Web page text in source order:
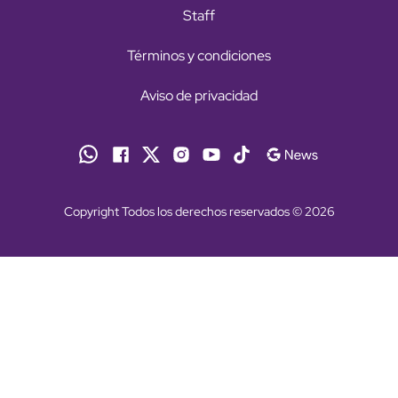
Staff
Términos y condiciones
Aviso de privacidad
Copyright Todos los derechos reservados © 2026